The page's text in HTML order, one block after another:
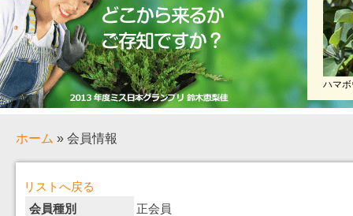
ハマ
ホーム » 会員情報
リストへ戻る
会員種別
正会員